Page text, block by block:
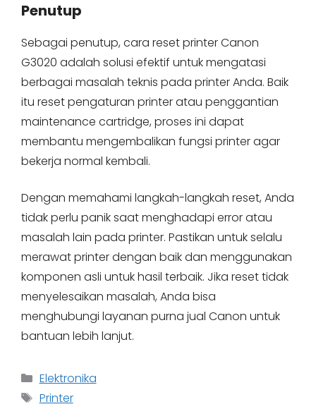
Penutup
Sebagai penutup, cara reset printer Canon
G3020 adalah solusi efektif untuk mengatasi
berbagai masalah teknis pada printer Anda. Baik
itu reset pengaturan printer atau penggantian
maintenance cartridge, proses ini dapat
membantu mengembalikan fungsi printer agar
bekerja normal kembali.
Dengan memahami langkah-langkah reset, Anda
tidak perlu panik saat menghadapi error atau
masalah lain pada printer. Pastikan untuk selalu
merawat printer dengan baik dan menggunakan
komponen asli untuk hasil terbaik. Jika reset tidak
menyelesaikan masalah, Anda bisa
menghubungi layanan purna jual Canon untuk
bantuan lebih lanjut.
Categories
Elektronika
Tags
Printer